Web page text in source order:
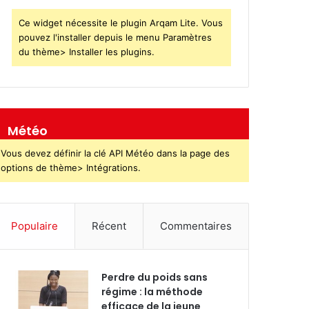
Ce widget nécessite le plugin Arqam Lite. Vous
pouvez l'installer depuis le menu Paramètres
du thème> Installer les plugins.
Météo
Vous devez définir la clé API Météo dans la page des
options de thème> Intégrations.
Populaire Récent Commentaires
Perdre du poids sans
régime : la méthode
efficace de la jeune